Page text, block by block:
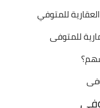
للمتوفي
للمتوفى